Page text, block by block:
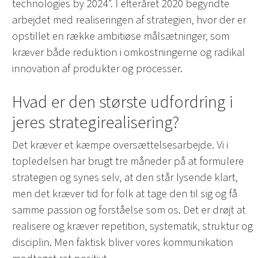
technologies by 2024”. I efteråret 2020 begyndte
arbejdet med realiseringen af strategien, hvor der er
opstillet en række ambitiøse målsætninger, som
kræver både reduktion i omkostningerne og radikal
innovation af produkter og processer.
Hvad er den største udfordring i
jeres strategirealisering?
Det kræver et kæmpe oversættelsesarbejde. Vi i
topledelsen har brugt tre måneder på at formulere
strategien og synes selv, at den står lysende klart,
men det kræver tid for folk at tage den til sig og få
samme passion og forståelse som os. Det er drøjt at
realisere og kræver repetition, systematik, struktur og
disciplin. Men faktisk bliver vores kommunikation